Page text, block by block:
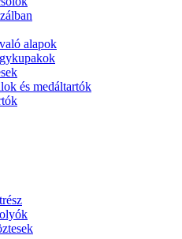
alapok
és medáltartók